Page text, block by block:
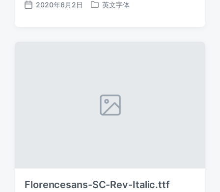
发
2020年6月2日
发
英文字体
Florencesans-SC-Rev-Italic.ttf